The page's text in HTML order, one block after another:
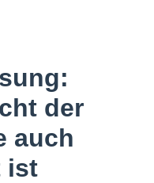
der
auch
ist